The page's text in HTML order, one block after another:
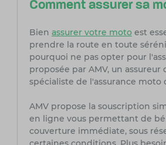
Comment assurer sa
Bien assurer votre motoest
prendre la route en toute
pourquoi ne pas opter pour
proposée par AMV, un assureur
spécialiste de l'assurance moto
AMV propose la souscription
en ligne vous permettant de
couverture immédiate, sous